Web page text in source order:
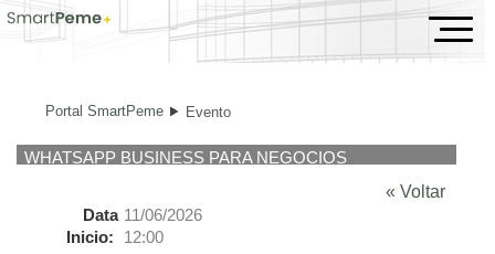
Evento
Portal SmartPeme Evento
WHATSAPP BUSINESS PARA NEGOCIOS
« Voltar
Data
Inicio:
11/06/2026
12:00